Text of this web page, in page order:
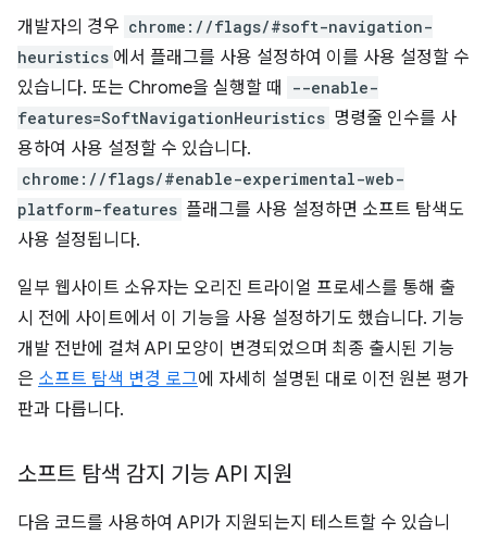
개발자의 경우 chrome://flags/#soft-navigation-
heuristics 에서 플래그를 사용 설정하여 이를 사용 설정할 수
있습니다. 또는 Chrome을 실행할 때
--enable-
features=SoftNavigationHeuristics 명령줄 인수를 사
용하여 사용 설정할 수 있습니다.
chrome://flags/#enable-experimental-web-
platform-features 플래그를 사용 설정하면 소프트 탐색도
사용 설정됩니다.
일부 웹사이트 소유자는 오리진 트라이얼 프로세스를 통해 출
시 전에 사이트에서 이 기능을 사용 설정하기도 했습니다. 기능
개발 전반에 걸쳐 API 모양이 변경되었으며 최종 출시된 기능
은 소프트 탐색 변경 로그에 자세히 설명된 대로 이전 원본 평가
판과 다릅니다.
소프트 탐색 감지 기능 API 지원
다음 코드를 사용하여 API가 지원되는지 테스트할 수 있습니